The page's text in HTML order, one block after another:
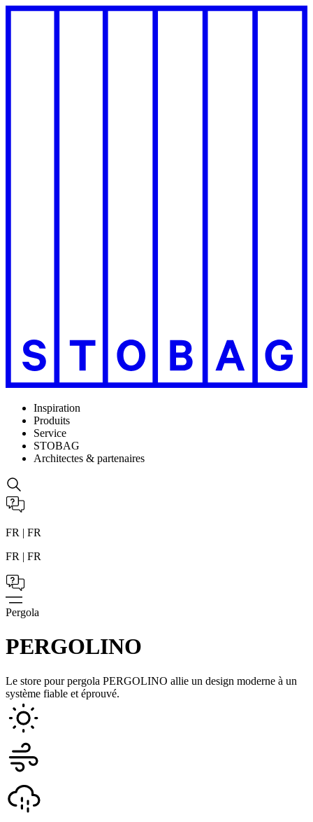
Inspiration
Produits
Service
STOBAG
Architectes & partenaires
FR | FR
FR | FR
Pergola
PERGOLINO
Le store pour pergola PERGOLINO allie un design moderne à un
système fiable et éprouvé.